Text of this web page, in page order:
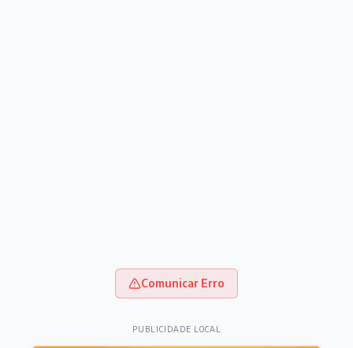
Comunicar Erro
PUBLICIDADE LOCAL